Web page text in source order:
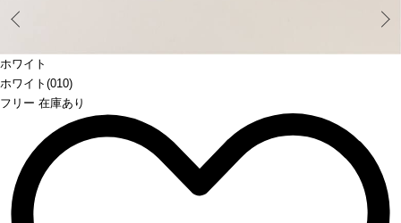
ホワイト
ホワイト(010)
フリー 在庫あり